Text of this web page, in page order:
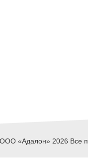
«Адалон» 2026 Все